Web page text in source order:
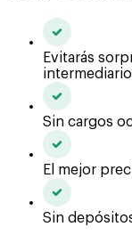
Evitarás
Sin cargos
El mejor
Sin